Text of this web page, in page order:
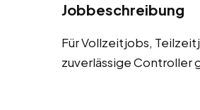
Jobbeschreibung
Für Vollzeitjobs,
zuverlässige Controller